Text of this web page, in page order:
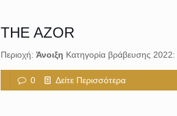
THE AZOR
Περιοχή: Άνοιξη Κατηγορία βράβευσης 2022:
0 Δείτε Περισσότερα